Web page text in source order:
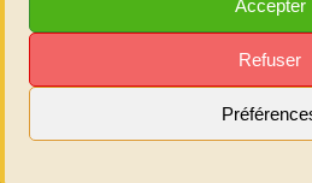
Accepter
Refuser
Politique des